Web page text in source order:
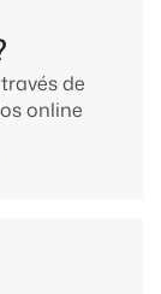
de
online